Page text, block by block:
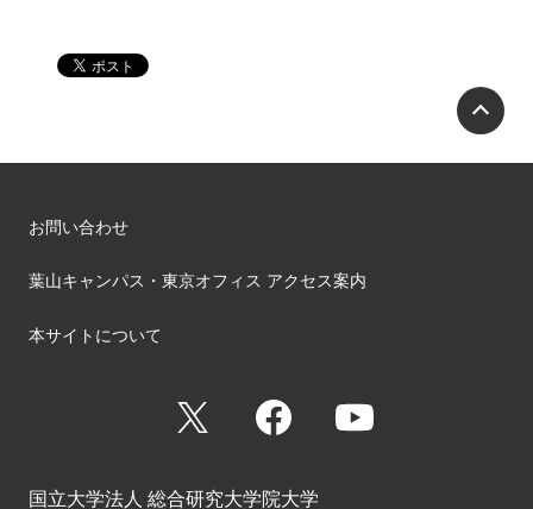
お問い合わせ
葉山キャンパス・東京オフィス アクセス案内
本サイトについて
Facebook
国立大学法人 総合研究大学院大学